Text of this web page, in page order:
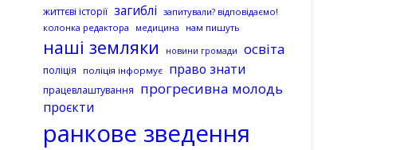
життєві історії загиблі запитували? відповідаємо!
колонка редактора
медицина нам пишуть
наші земляки новини громади освіта
поліція поліція інформує право знати
працевлаштування прогресивна молодь
проєкти
ранкове зведення